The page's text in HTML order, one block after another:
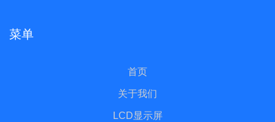
菜单
首页
关于我们
LCD显示屏